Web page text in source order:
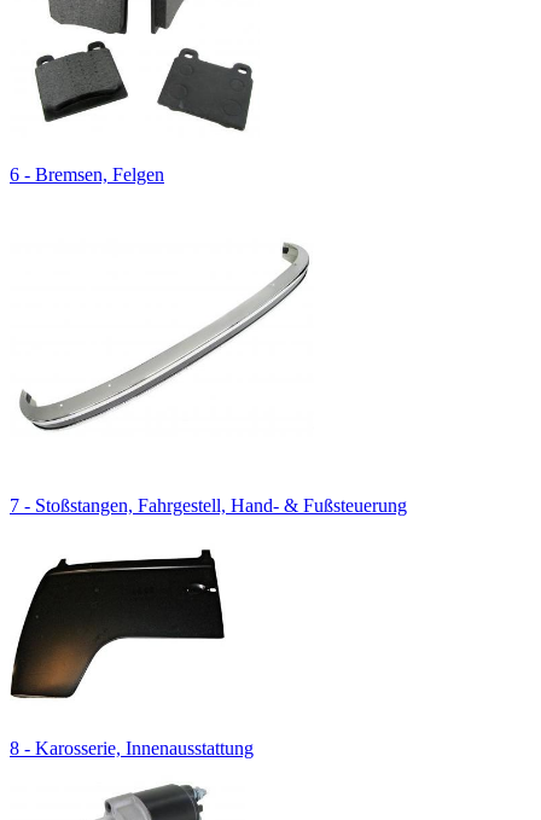
6 - Bremsen, Felgen
7 - Stoßstangen, Fahrgestell, Hand- & Fußsteuerung
8 - Karosserie, Innenausstattung